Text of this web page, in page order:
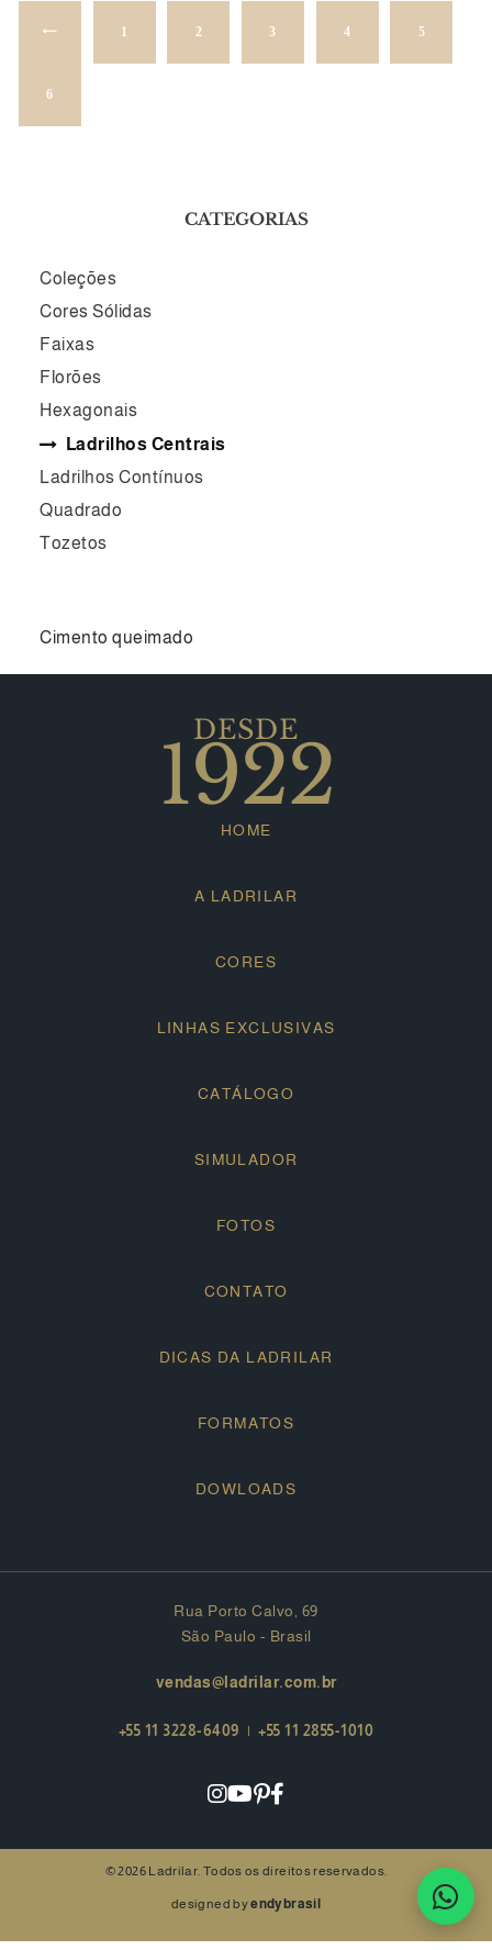
1 2 3 4 5
6
CATEGORIAS
Coleções
Cores Sólidas
Faixas
Florões
Hexagonais
Ladrilhos Centrais
Ladrilhos Contínuos
Quadrado
Tozetos
Cimento queimado
DESDE
1922
HOME
A LADRILAR
CORES
LINHAS EXCLUSIVAS
CATÁLOGO
SIMULADOR
FOTOS
CONTATO
DICAS DA LADRILAR
FORMATOS
DOWLOADS
Rua Porto Calvo, 69
São Paulo - Brasil
vendas@ladrilar.com.br
+55 11 3228-6409 | +55 11 2855-1010
© 2026 Ladrilar. Todos os direitos reservados.
designed byendybrasil